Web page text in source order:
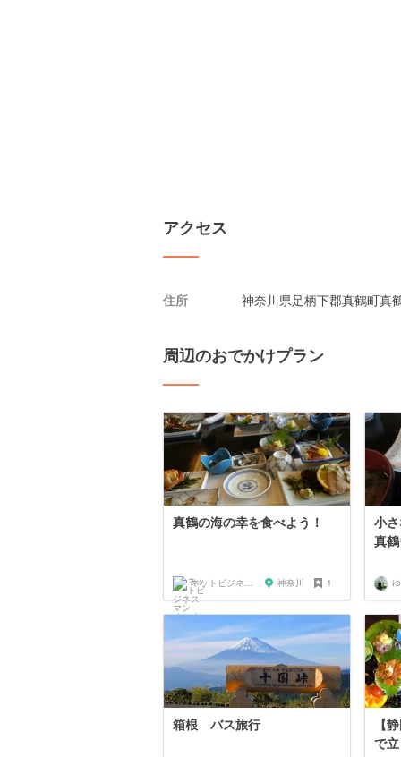
アクセス
住所 神奈川県足柄下郡真鶴町真
周辺のおでかけプラン
真鶴の海の幸を食べよう！
ネットビジネスマン shinobu 神奈川 1
小
真
箱根 バス旅行
【
で